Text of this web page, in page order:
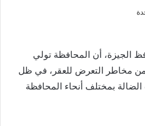
الجيزة، أن المحافظة تولي
من مخاطر التعرض للعقر، في ظل
الضالة بمختلف أنحاء المحافظة